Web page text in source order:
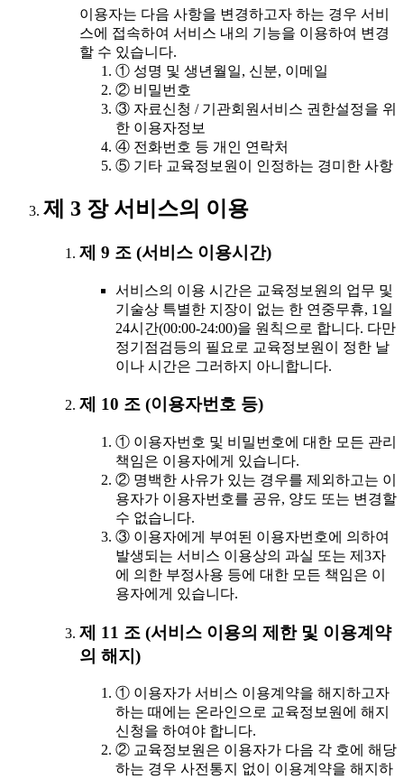
이용자는 다음 사항을 변경하고자 하는 경우 서비
스에 접속하여 서비스 내의 기능을 이용하여 변경
할 수 있습니다.
① 성명 및 생년월일, 신분, 이메일
② 비밀번호
③ 자료신청 / 기관회원서비스 권한설정을 위
한 이용자정보
④ 전화번호 등 개인 연락처
⑤ 기타 교육정보원이 인정하는 경미한 사항
제 3 장 서비스의 이용
제 9 조 (서비스 이용시간)
서비스의 이용 시간은 교육정보원의 업무 및
기술상 특별한 지장이 없는 한 연중무휴, 1일
24시간(00:00-24:00)을 원칙으로 합니다. 다만
정기점검등의 필요로 교육정보원이 정한 날
이나 시간은 그러하지 아니합니다.
제 10 조 (이용자번호 등)
① 이용자번호 및 비밀번호에 대한 모든 관리
책임은 이용자에게 있습니다.
② 명백한 사유가 있는 경우를 제외하고는 이
용자가 이용자번호를 공유, 양도 또는 변경할
수 없습니다.
③ 이용자에게 부여된 이용자번호에 의하여
발생되는 서비스 이용상의 과실 또는 제3자
에 의한 부정사용 등에 대한 모든 책임은 이
용자에게 있습니다.
제 11 조 (서비스 이용의 제한 및 이용계약
의 해지)
① 이용자가 서비스 이용계약을 해지하고자
하는 때에는 온라인으로 교육정보원에 해지
신청을 하여야 합니다.
② 교육정보원은 이용자가 다음 각 호에 해당
하는 경우 사전통지 없이 이용계약을 해지하